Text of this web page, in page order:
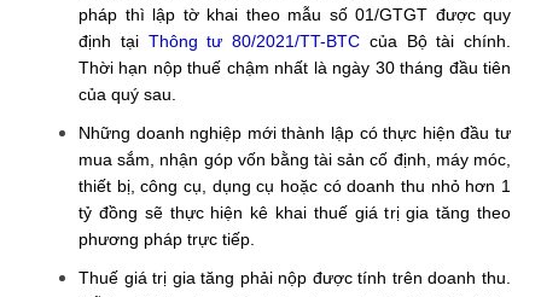
pháp thì lập tờ khai theo mẫu số 01/GTGT được quy
định tại Thông tư 80/2021/TT-BTC của Bộ tài chính.
Thời hạn nộp thuế chậm nhất là ngày 30 tháng đầu tiên
của quý sau.
Những doanh nghiệp mới thành lập có thực hiện đầu tư
mua sắm, nhận góp vốn bằng tài sản cố định, máy móc,
thiết bị, công cụ, dụng cụ hoặc có doanh thu nhỏ hơn 1
tỷ đồng sẽ thực hiện kê khai thuế giá trị gia tăng theo
phương pháp trực tiếp.
Thuế giá trị gia tăng phải nộp được tính trên doanh thu.